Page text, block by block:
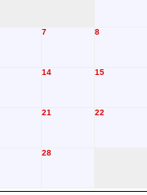
7 8
14 15
21 22
28